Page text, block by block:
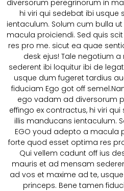
diversorum peregrinorum in
hi viri qui sedebat ibi usque
ientaculum. Solum cum bulla
macula proiciendi. Sed quis
res pro me. sicut ea quae
desk ejus! Tale negotium
sederent ibi loquitur ibi de
usque dum fugeret tardius
fiduciam Ego got off
ego vadam ad diversorum
effingo ex contractus, hi viri
illis manducans ientaculum.
EGO youd adepto a macula
forte quod esset optima res
Qui vellem cadunt off ius
mauris et ad mensam
ad vos et maxime ad te,
princeps. Bene tamen